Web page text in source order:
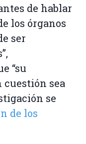
de hablar
los órganos
ser
“su
sea
se
de los